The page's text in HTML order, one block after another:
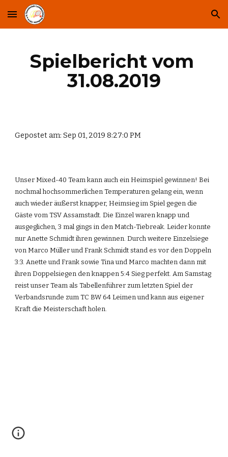
Skip to main content Skip to navigation
Spielbericht vom
31.08.2019
Gepostet am: Sep 01, 2019 8:27:0 PM
Unser Mixed-40 Team kann auch ein Heimspiel gewinnen! Bei
nochmal hochsommerlichen Temperaturen gelang ein, wenn
auch wieder äußerst knapper, Heimsieg im Spiel gegen die
Gäste vom TSV Assamstadt. Die Einzel waren knapp und
ausgeglichen, 3 mal gings in den Match-Tiebreak. Leider konnte
nur Anette Schmidt ihren gewinnen. Durch weitere Einzelsiege
von Marco Müller und Frank Schmidt stand es vor den Doppeln
3:3. Anette und Frank sowie Tina und Marco machten dann mit
ihren Doppelsiegen den knappen 5:4 Sieg perfekt. Am Samstag
reist unser Team als Tabellenführer zum letzten Spiel der
Verbandsrunde zum TC BW 64 Leimen und kann aus eigener
Kraft die Meisterschaft holen.